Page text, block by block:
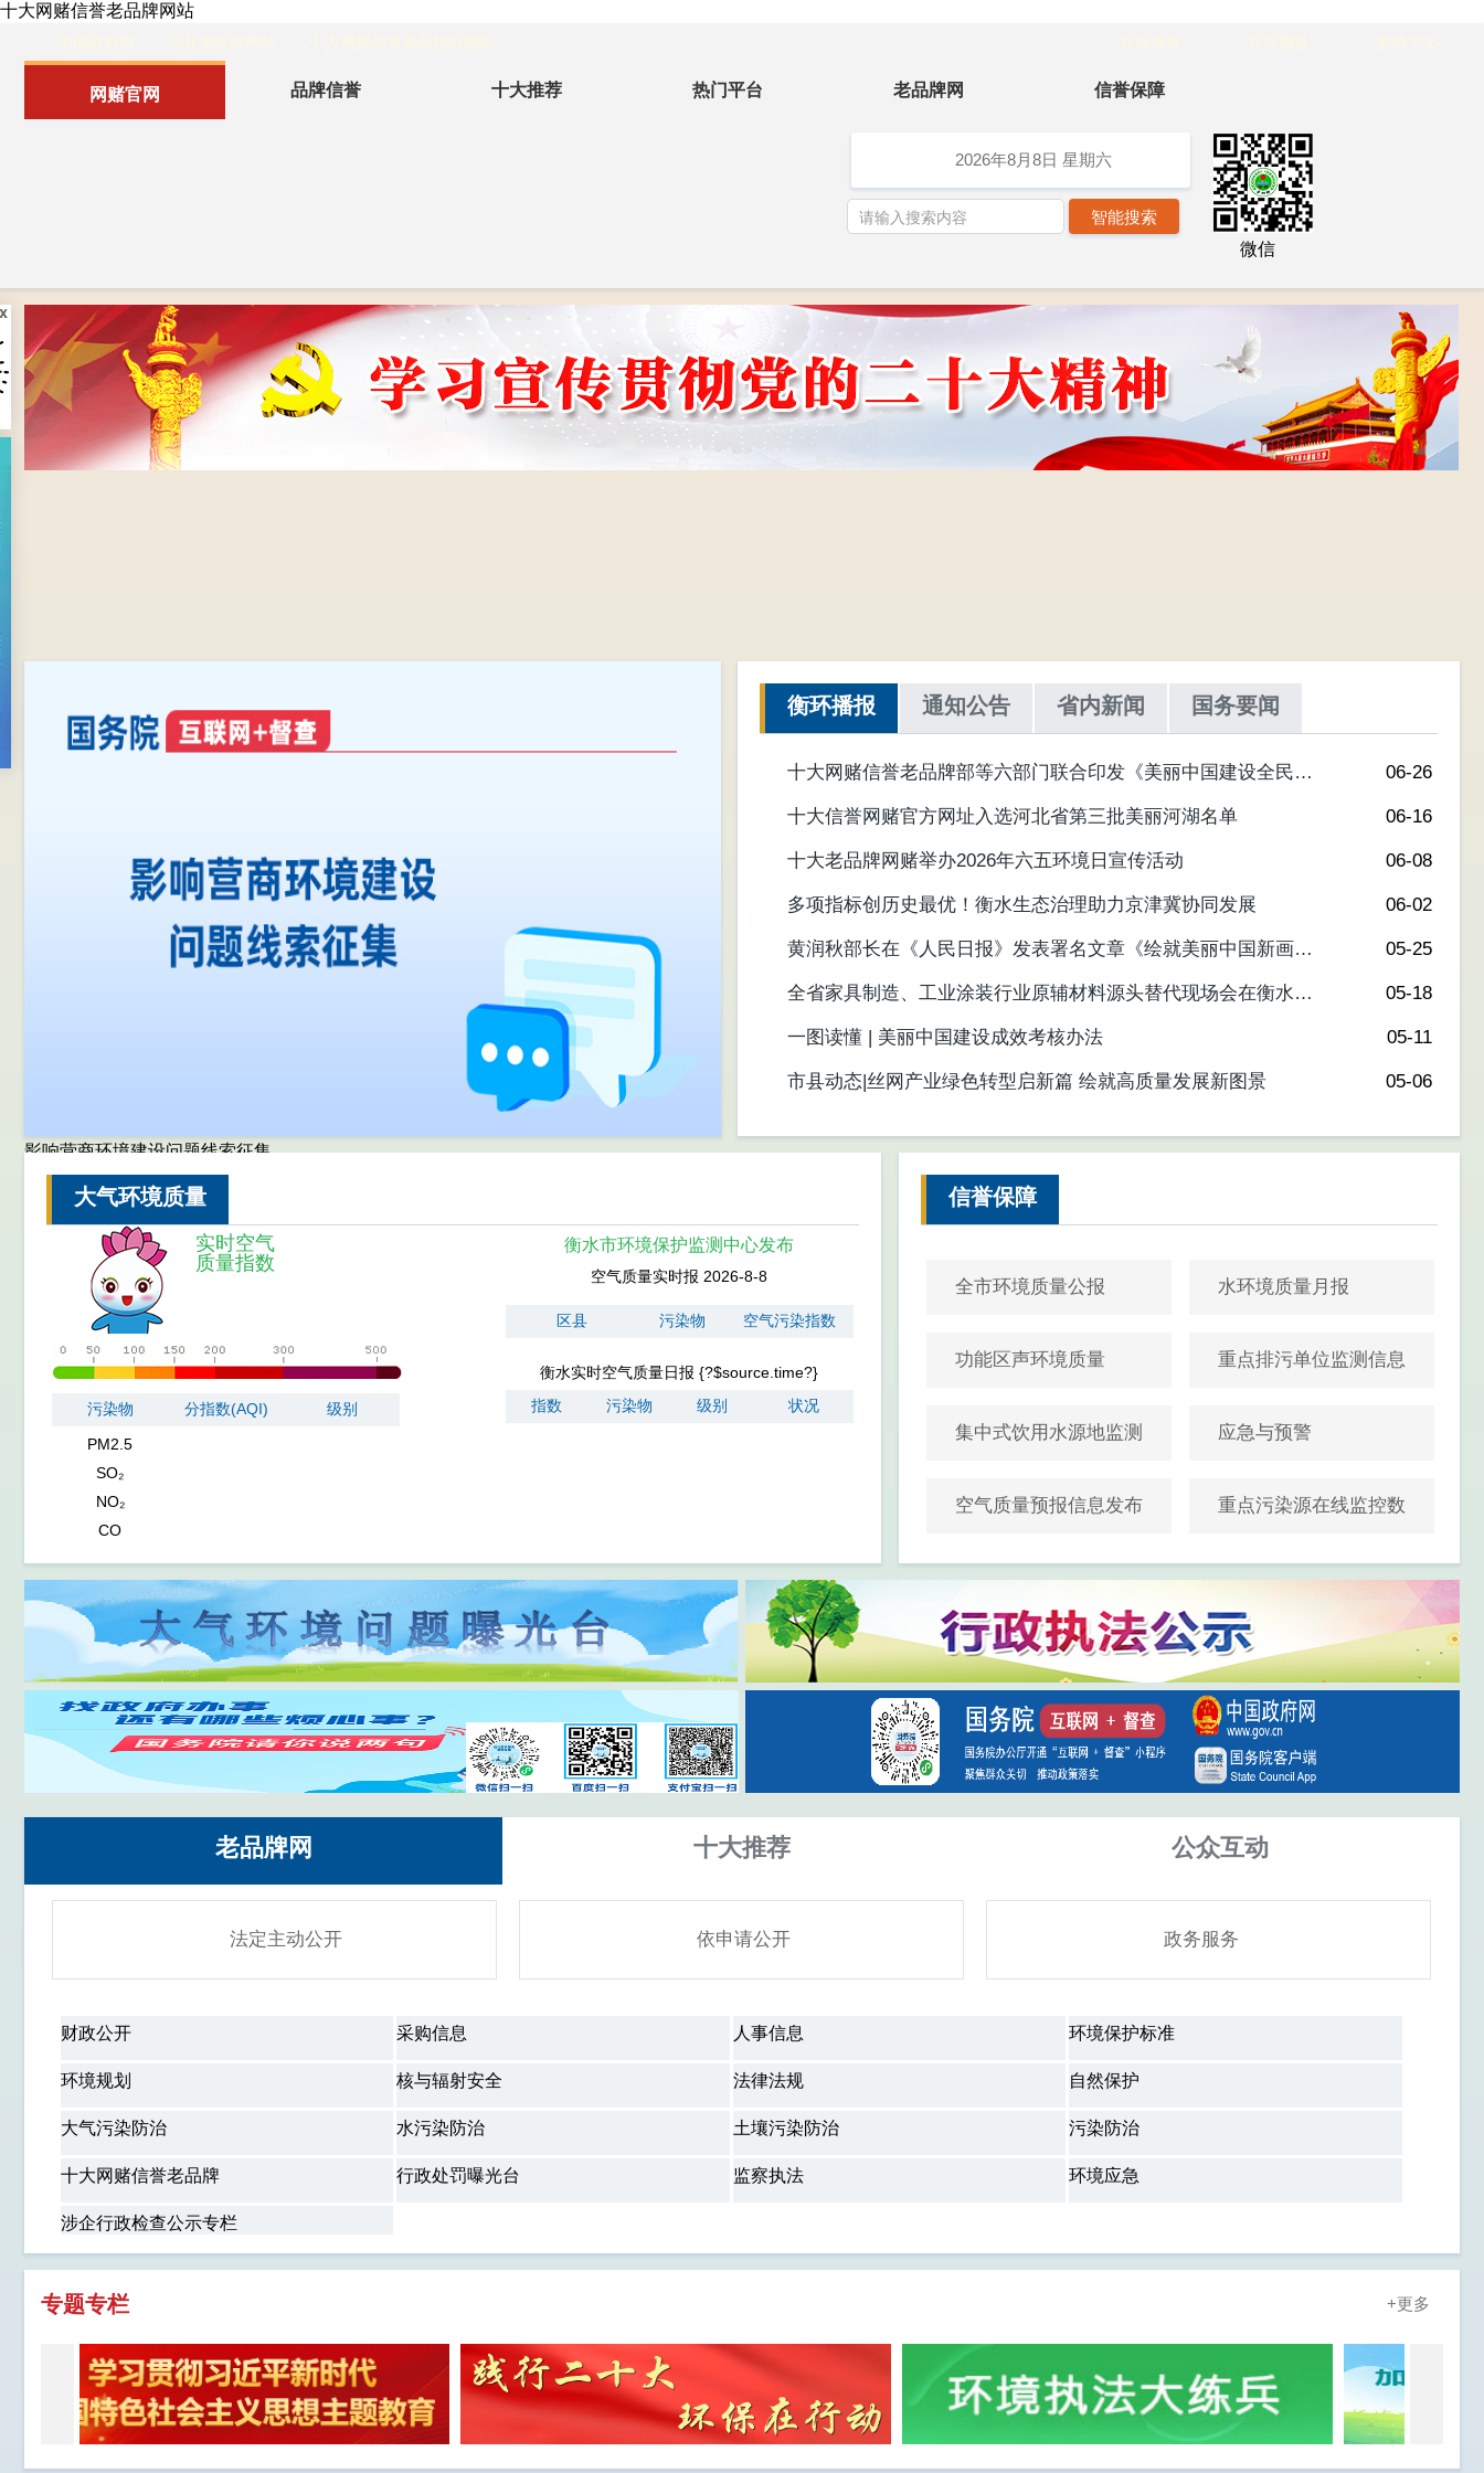
十大网赌信誉老品牌网站
网赌官网 品牌信誉 十大推荐 热门平台 老品牌网 信誉保障
2026年8月8日 星期六
微信
影响营商环境建设问题线索征集
衡环播报 通知公告 省内新闻 国务要闻
十大网赌信誉老品牌部等六部门联合印发《美丽中国建设全民行
动促进计划（2026—2030年）》
06-26
十大信誉网赌官方网址入选河北省第三批美丽河湖名单 06-16
十大老品牌网赌举办2026年六五环境日宣传活动 06-08
多项指标创历史最优！衡水生态治理助力京津冀协同发展 06-02
黄润秋部长在《人民日报》发表署名文章《绘就美丽中国新画卷
共建地球生命共同体》
05-25
全省家具制造、工业涂装行业原辅材料源头替代现场会在衡水市
召开
05-18
一图读懂 | 美丽中国建设成效考核办法 05-11
市县动态|丝网产业绿色转型启新篇 绘就高质量发展新图景 05-06
大气环境质量
实时空气
质量指数
污染物 分指数(AQI) 级别
NO₂
CO
O₃
PM10
PM2.5
SO₂
NO₂
CO
O₃
PM10
PM2.5
SO₂
NO₂
CO
PM10
衡水市环境保护监测中心发布
空气质量实时报 2026-8-8
区县 污染物 空气污染指数
衡水实时空气质量日报 {?$source.time?}
指数
污染物 级别 状况
信誉保障
全市环境质量公报 水环境质量月报
功能区声环境质量 重点排污单位监测信息
集中式饮用水源地监测 应急与预警
空气质量预报信息发布 重点污染源在线监控数
据
老品牌网 十大推荐 公众互动
法定主动公开 依申请公开 政务服务
财政公开 采购信息 人事信息 环境保护标准
环境规划 核与辐射安全 法律法规 自然保护
大气污染防治 水污染防治 土壤污染防治 污染防治
十大网赌信誉老品牌 行政处罚曝光台 监察执法 环境应急
涉企行政检查公示专栏
专题专栏 +更多